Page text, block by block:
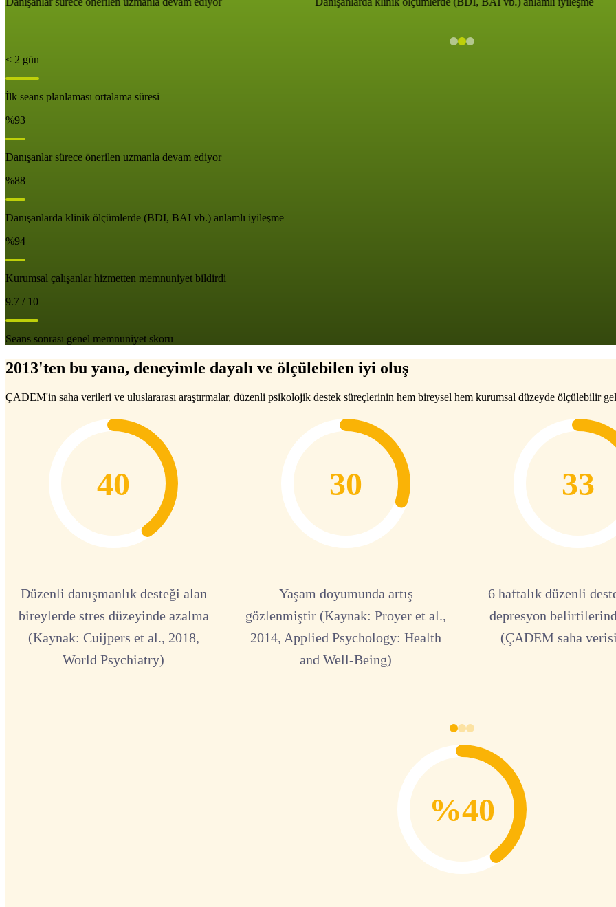
< 2 gün
İlk seans planlaması ortalama süresi
%93
Danışanlar sürece önerilen uzmanla devam ediyor
%88
Danışanlarda klinik ölçümlerde (BDI, BAI vb.) anlamlı iyileşme
%94
Kurumsal çalışanlar hizmetten memnuniyet bildirdi
9.7 / 10
Seans sonrası genel memnuniyet skoru
2013'ten bu yana, deneyimle dayalı ve ölçülebilen iyi oluş
ÇADEM'in saha verileri ve uluslararası araştırmalar, düzenli psikolojik destek süreçlerinin hem bireysel hem kurumsal düzeyde ölçülebilir
40
Düzenli danışmanlık desteği alan
bireylerde stres düzeyinde azalma
(Kaynak: Cuijpers et al., 2018,
World Psychiatry)
30
Yaşam doyumunda artış
gözlenmiştir (Kaynak: Proyer et al.,
2014, Applied Psychology: Health
and Well-Being)
33
6 haftalık düzenli
depresyon
(ÇADEM saha
%40